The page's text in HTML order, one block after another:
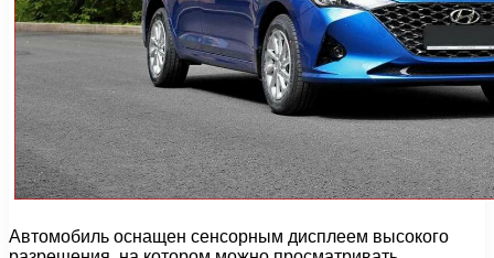
Автомобиль оснащен сенсорным дисплеем высокого